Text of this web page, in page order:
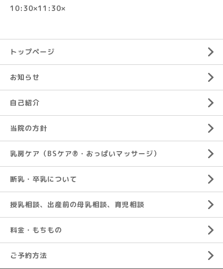
10:30×11:30×
トップページ
お知らせ
自己紹介
当院の方針
乳房ケア（BSケア®︎・おっぱいマッサージ）
断乳・卒乳について
授乳相談、出産前の母乳相談、育児相談
料金・もちもの
ご予約方法